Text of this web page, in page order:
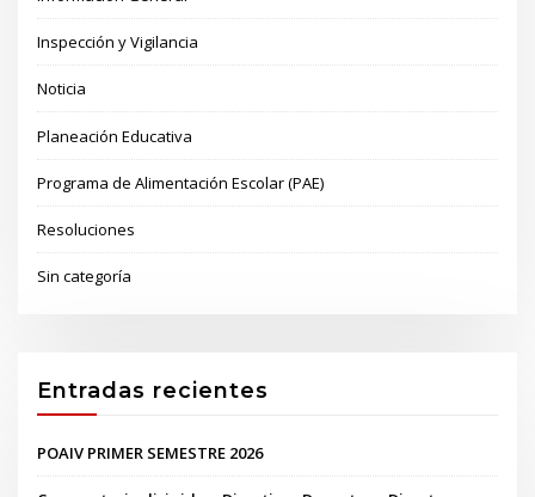
Inspección y Vigilancia
Noticia
Planeación Educativa
Programa de Alimentación Escolar (PAE)
Resoluciones
Sin categoría
Entradas recientes
POAIV PRIMER SEMESTRE 2026